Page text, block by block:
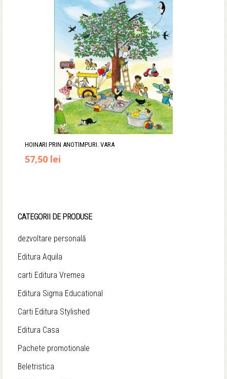
HOINARI PRIN ANOTIMPURI. VARA
Prețul
fost:
57,50 lei
57,50 lei.
CATEGORII DE PRODUSE
dezvoltare personală
Editura Aquila
carti Editura Vremea
Editura Sigma Educational
Carti Editura Stylished
Editura Casa
Pachete promotionale
Beletristica